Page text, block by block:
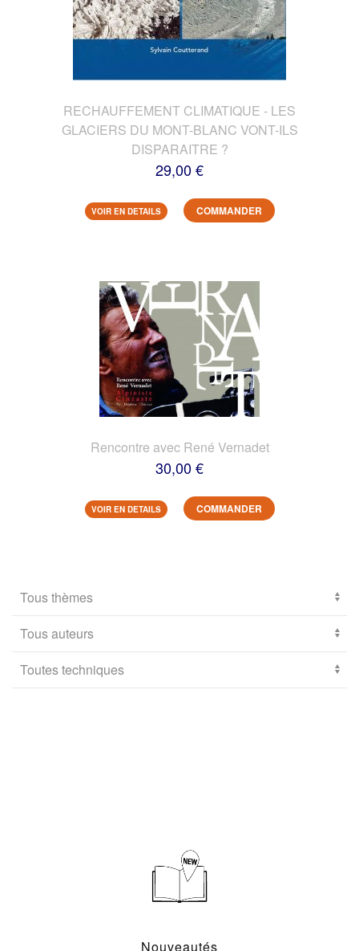
RECHAUFFEMENT CLIMATIQUE - LES
GLACIERS DU MONT-BLANC VONT-ILS
DISPARAITRE ?
29,00 €
VOIR EN DETAILS COMMANDER
Rencontre avec René Vernadet
30,00 €
VOIR EN DETAILS COMMANDER
Nouveautés